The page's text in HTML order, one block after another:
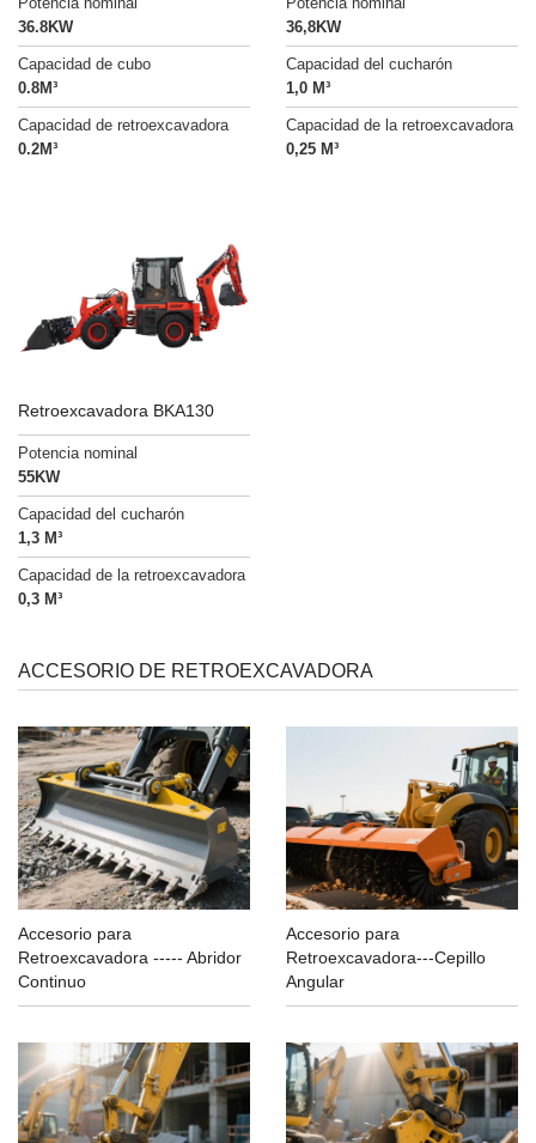
36.8KW
Capacidad de cubo
0.8M³
Capacidad de retroexcavadora
0.2M³
36,8KW
Capacidad del cucharón
1,0 M³
Capacidad de la retroexcavadora
0,25 M³
Retroexcavadora BKA130
Potencia nominal
55KW
Capacidad del cucharón
1,3 M³
Capacidad de la retroexcavadora
0,3 M³
ACCESORIO DE RETROEXCAVADORA
Accesorio para
Retroexcavadora ----- Abridor
Continuo
Accesorio para
Retroexcavadora---Cepillo
Angular